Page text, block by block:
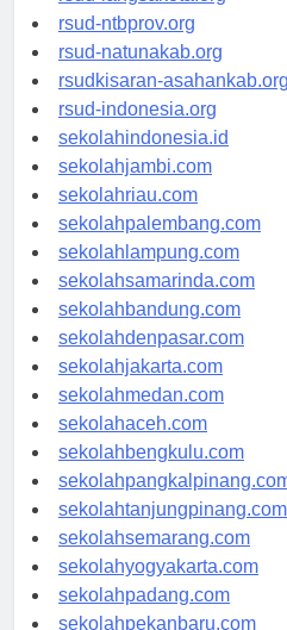
rsud-langsakota.org
rsud-ntbprov.org
rsud-natunakab.org
rsudkisaran-asahankab.org
rsud-indonesia.org
sekolahindonesia.id
sekolahjambi.com
sekolahriau.com
sekolahpalembang.com
sekolahlampung.com
sekolahsamarinda.com
sekolahbandung.com
sekolahdenpasar.com
sekolahjakarta.com
sekolahmedan.com
sekolahaceh.com
sekolahbengkulu.com
sekolahpangkalpinang.com
sekolahtanjungpinang.com
sekolahsemarang.com
sekolahyogyakarta.com
sekolahpadang.com